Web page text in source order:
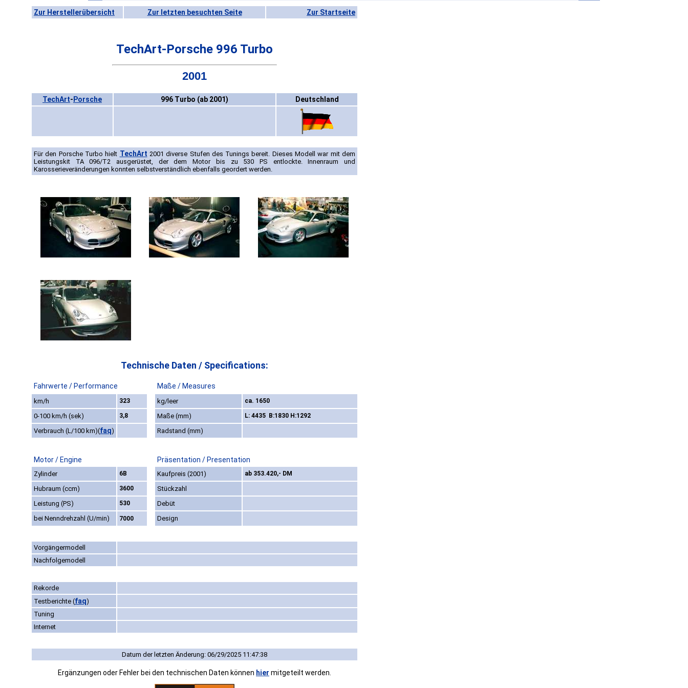
Zur Herstellerübersicht Zur letzten besuchten Seite Zur Startseite
TechArt-Porsche 996 Turbo
2001
TechArt- Porsche 996 Turbo (ab 2001) Deutschland
Für den Porsche Turbo hielt TechArt 2001 diverse Stufen des Tunings bereit. Dieses Modell war mit dem
Leistungskit TA 096/T2 ausgerüstet, der dem Motor bis zu 530 PS entlockte. Innenraum und
Karosserieveränderungen konnten selbstverständlich ebenfalls geordert werden.
Technische Daten / Specifications:
Fahrwerte / Performance Maße / Measures
km/h 323 kg/leer ca. 1650
0-100 km/h (sek) 3,8 Maße (mm) L: 4435 B:1830 H:1292
Verbrauch (L/100 km)(faq) Radstand (mm)
Motor / Engine Präsentation / Presentation
Zylinder 6B Kaufpreis (2001) ab 353.420,- DM
Hubraum (ccm) 3600
Stückzahl
Leistung (PS)
530
Debüt
bei Nenndrehzahl (U/min)
7000 Design
Vorgängermodell
Nachfolgemodell
Rekorde
Testberichte (faq)
Tuning
Internet
Datum der letzten Änderung: 06/29/2025 11:47:38
Ergänzungen oder Fehler bei den technischen Daten können hier mitgeteilt werden.